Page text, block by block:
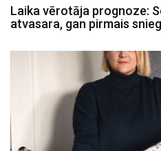
Laika vērotāja prognoze:
atvasara, gan pirmais